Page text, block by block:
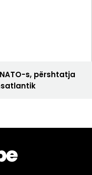
s, përshtatja